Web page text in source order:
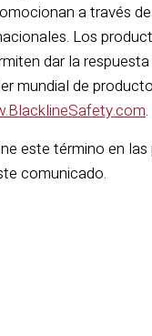
a través
Los
dar la
mundial de
.
este término en
comunicado.